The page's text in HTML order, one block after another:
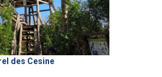
des Cesine